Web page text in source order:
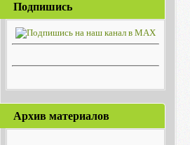
Подпишись
Архив материалов